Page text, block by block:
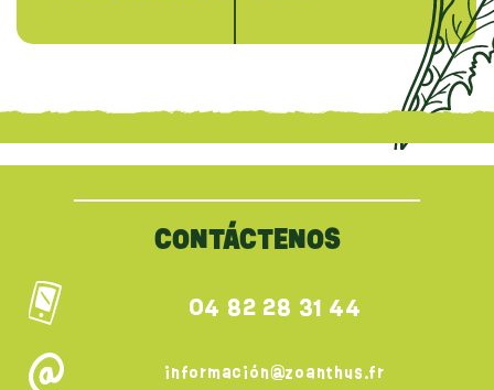
CONTÁCTENOS
04 82 28 31 44
información@zoanthus.fr